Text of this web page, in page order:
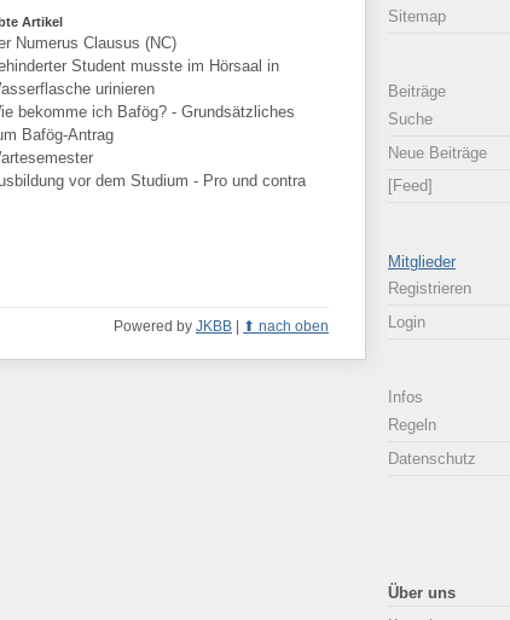
Sitemap
Beiträge
Suche
Neue Beiträge
[Feed]
Mitglieder
Registrieren
Login
Infos
Regeln
Datenschutz
Über uns
Artikel
Numerus Clausus (NC)
Student musste im Hörsaal in
urinieren
bekomme ich Bafög? - Grundsätzliches
Bafög-Antrag
vor dem Studium - Pro und contra
Powered by JKBB nach oben